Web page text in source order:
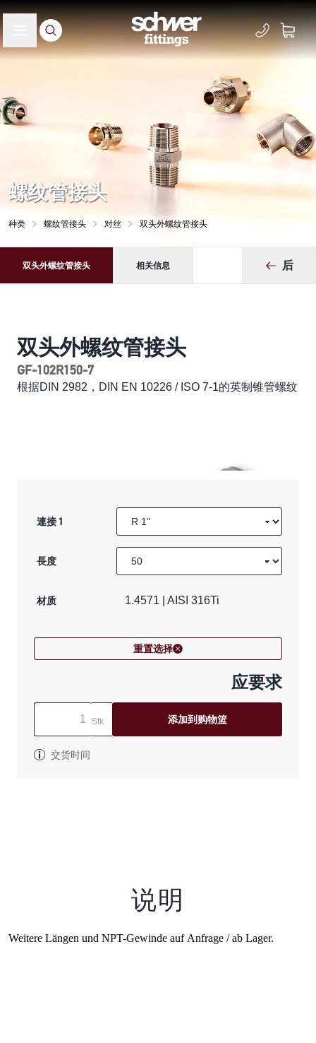
螺纹管接头
种类 螺纹管接头 对丝 双头外螺纹管接头
双头外螺纹管接头 相关信息 后
双头外螺纹管接头
GF-102R150-7
根据DIN 2982，DIN EN 10226 / ISO 7-1的英制锥管螺纹
連接 1
長度
材质 1.4571 | AISI 316Ti
重置选择
应要求
Stk 添加到购物篮
交货时间
说明
Weitere Längen und NPT-Gewinde auf Anfrage / ab Lager.